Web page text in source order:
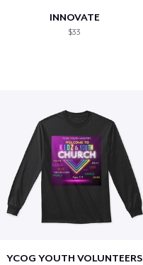
INNOVATE
$33
YCOG YOUTH VOLUNTEERS